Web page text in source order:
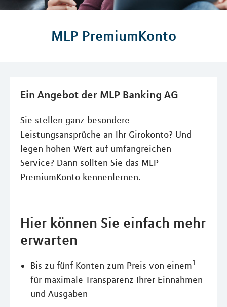
MLP PremiumKonto
Ein Angebot der MLP Banking AG
Sie stellen ganz besondere
Leistungsansprüche an Ihr Girokonto? Und
legen hohen Wert auf umfangreichen
Service? Dann sollten Sie das MLP
PremiumKonto kennenlernen.
Hier können Sie einfach mehr
erwarten
Bis zu fünf Konten zum Preis von einem1
für maximale Transparenz Ihrer Einnahmen
und Ausgaben